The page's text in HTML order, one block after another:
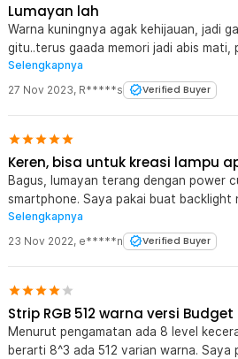
Lumayan lah
Warna kuningnya agak kehijauan, jadi
gitu..terus gaada memori jadi abis mati,
musti diatur lagi..
Selengkapnya
27 Nov 2023, R*****s Verified Buyer
Keren, bisa untuk kreasi lampu
Bagus, lumayan terang dengan power
smartphone. Saya pakai buat backlight
dipotong pada bagian yg sdh ditandai,
dgn panjang sesuai keinginan dan di
Selengkapnya
23 Nov 2022, e*****n Verified Buyer
Strip RGB 512 warna versi
Menurut pengamatan ada 8 level
berarti 8^3 ada 512 varian warna. Saya